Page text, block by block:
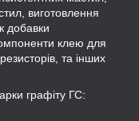
виготовлення
добавки
клею для
та інших
графіту ГС: